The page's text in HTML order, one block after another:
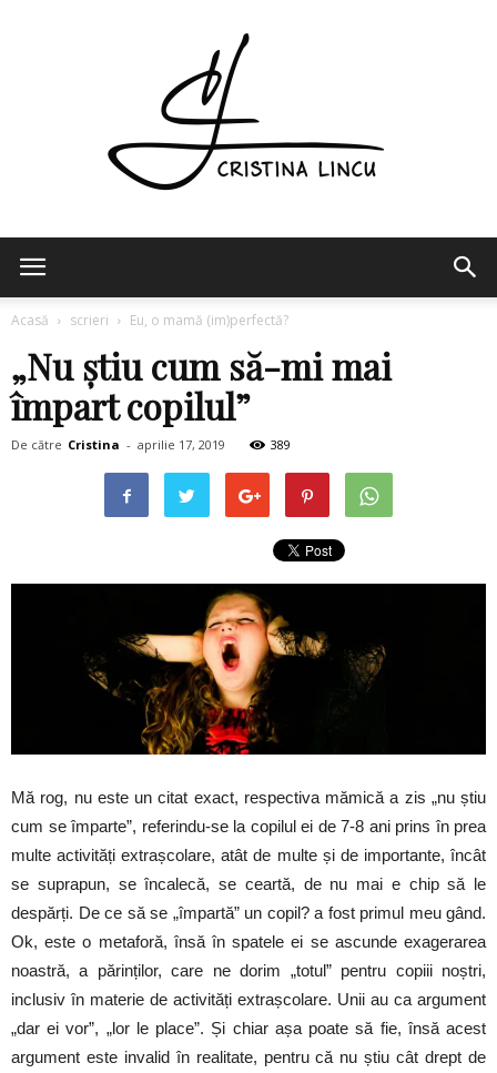
Lincu
Acasă scrieri Eu, o mamă (im)perfectă?
„Nu știu cum să-mi mai
împart copilul”
De către Cristina - aprilie 17, 2019 389
Mă rog, nu este un citat exact, respectiva mămică a zis „nu știu
cum se împarte”, referindu-se la copilul ei de 7-8 ani prins în prea
multe activități extrașcolare, atât de multe și de importante, încât
se suprapun, se încalecă, se ceartă, de nu mai e chip să le
despărți. De ce să se „împartă” un copil? a fost primul meu gând.
Ok, este o metaforă, însă în spatele ei se ascunde exagerarea
noastră, a părinților, care ne dorim „totul” pentru copiii noștri,
inclusiv în materie de activități extrașcolare. Unii au ca argument
„dar ei vor”, „lor le place”. Și chiar așa poate să fie, însă acest
argument este invalid în realitate, pentru că nu știu cât drept de